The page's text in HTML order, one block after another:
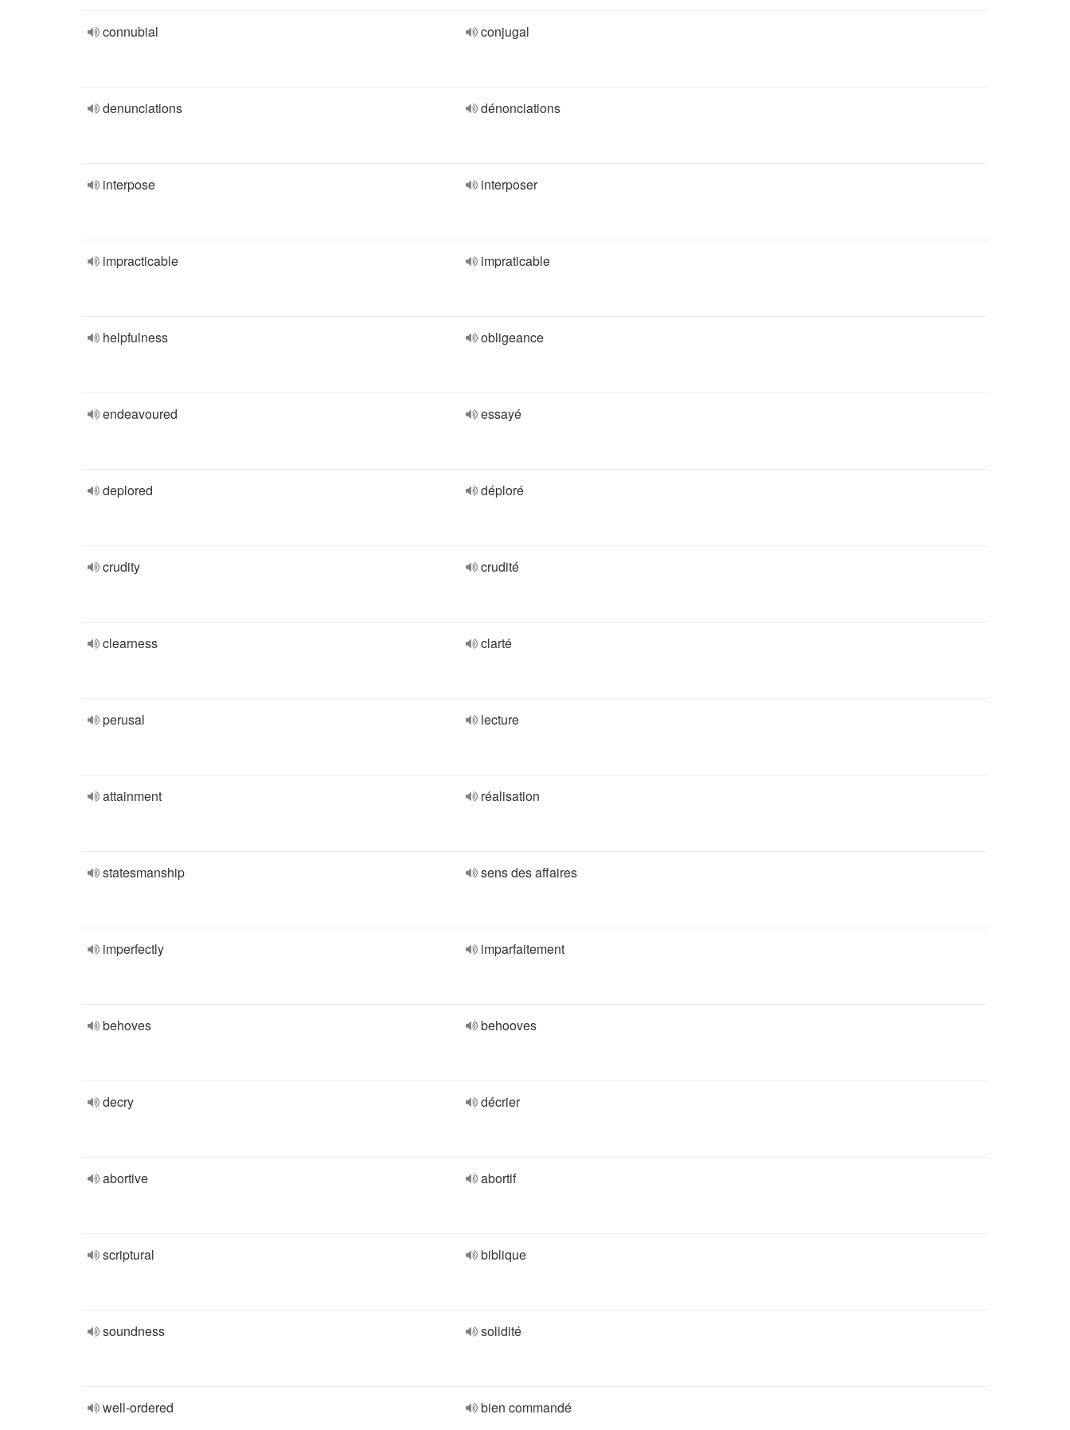
connubial conjugal
denunciations dénonciations
interpose interposer
impracticable impraticable
helpfulness obligeance
endeavoured essayé
deplored déploré
crudity crudité
clearness clarté
perusal lecture
attainment réalisation
statesmanship sens des affaires
imperfectly imparfaitement
behoves behooves
decry décrier
abortive abortif
scriptural biblique
soundness solidité
well-ordered bien commandé